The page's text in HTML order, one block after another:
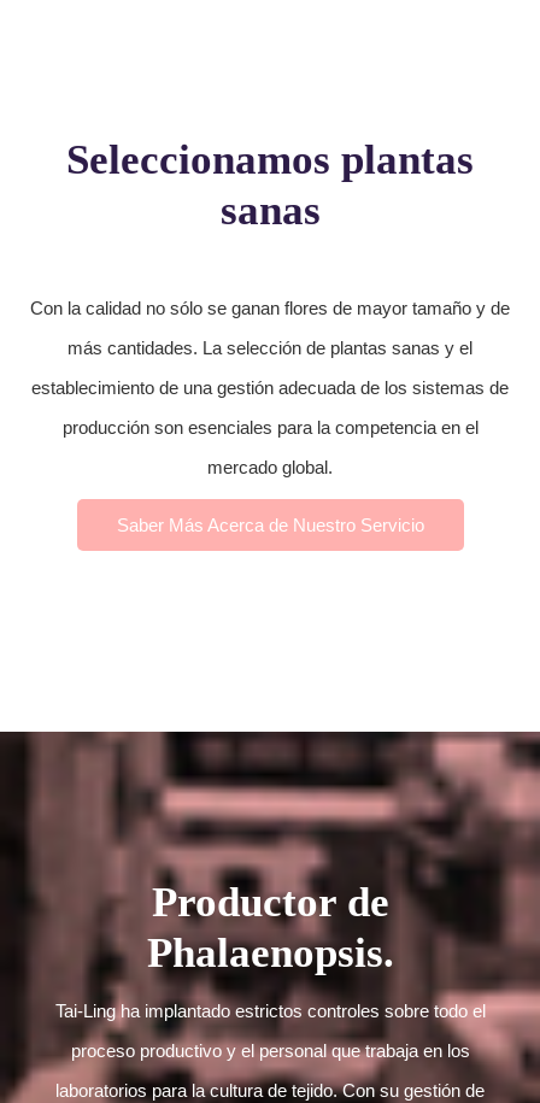
Seleccionamos plantas
sanas
Con la calidad no sólo se ganan flores de mayor tamaño y de
más cantidades. La selección de plantas sanas y el
establecimiento de una gestión adecuada de los sistemas de
producción son esenciales para la competencia en el
mercado global.
Saber Más Acerca de Nuestro Servicio
Productor de
Phalaenopsis.
Tai-Ling ha implantado estrictos controles sobre todo el
proceso productivo y el personal que trabaja en los
laboratorios para la cultura de tejido. Con su gestión de